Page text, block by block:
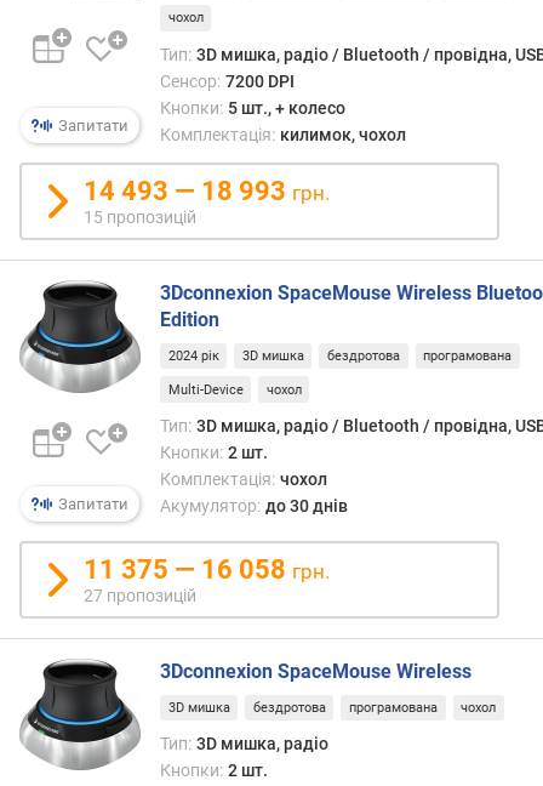
д
д
е
в
х
д
о
о
г
х
і
д
о
о
г
и
д
о
Запитати
чохол
Тип: 3D мишка, радіо / Bluetooth / провідна,
Сенсор: 7200 DPI
Кнопки: 5 шт., + колесо
Комплектація: килимок, чохол
14 493 — 18 993 грн.
15 пропозицій
Запитати
3Dconnexion SpaceMouse Wireless
Edition
2024 рік 3D мишка бездротова програмована
Multi-Device чохол
Тип: 3D мишка, радіо / Bluetooth / провідна,
Кнопки: 2 шт.
Комплектація: чохол
Акумулятор: до 30 днів
11 375 — 16 058 грн.
27 пропозицій
3Dconnexion SpaceMouse Wireless
3D мишка бездротова програмована чохол
Тип: 3D мишка, радіо
Кнопки: 2 шт.